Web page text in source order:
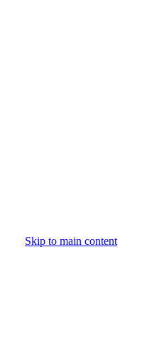
Skip to main content